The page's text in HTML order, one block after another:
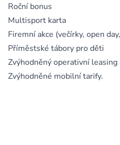
Roční bonus
Multisport karta
Firemní akce (večírky, open
Příměstské tábory pro děti
Zvýhodněný operativní leasing
Zvýhodněné mobilní tarify.